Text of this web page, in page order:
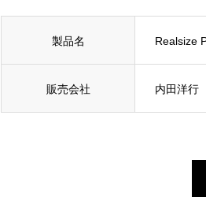
製品名 Realsize
販売会社 内田洋行